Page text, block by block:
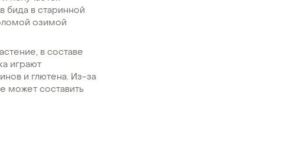
бида в старинной
озимой
в составе
играют
и глютена. Из-за
может составить